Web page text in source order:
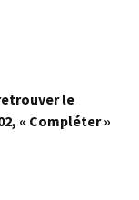
le
« Compléter »